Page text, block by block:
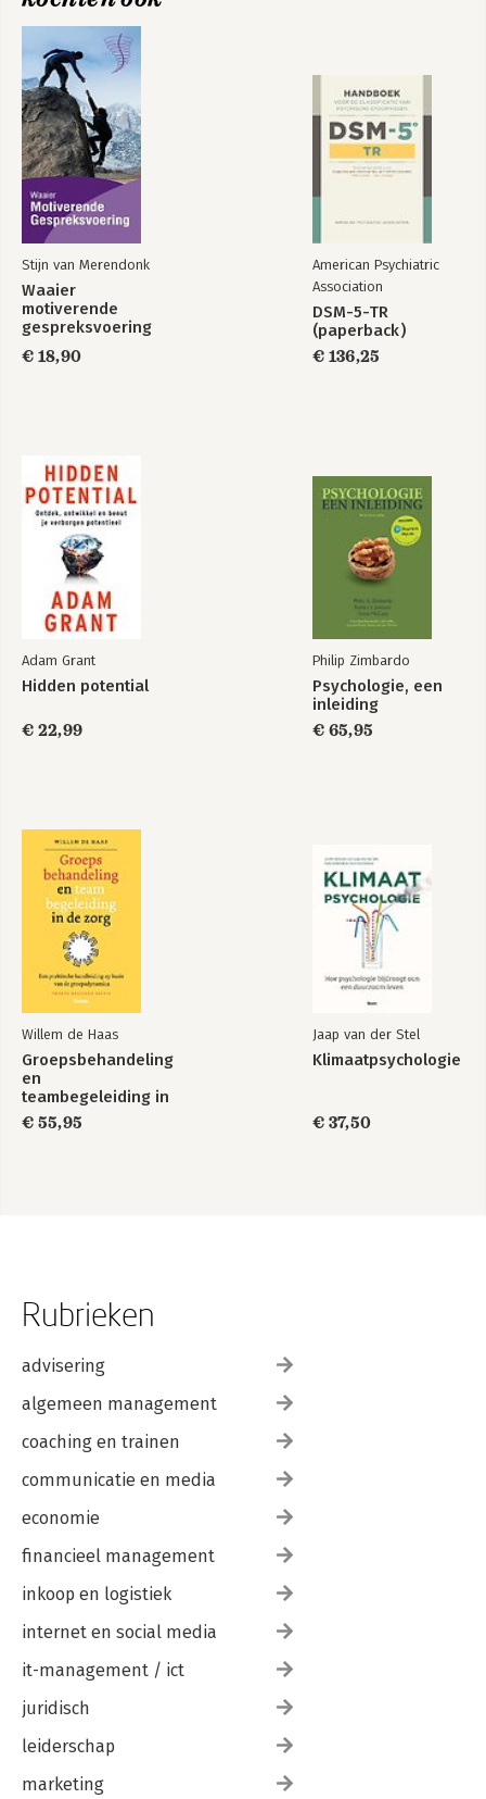
Stijn van Merendonk
Waaier
motiverende
gespreksvoering
€ 18,90
American Psychiatric
Association
DSM-5-TR
(paperback)
€ 136,25
Adam Grant
Hidden potential
€ 22,99
Philip Zimbardo
Psychologie, een
inleiding
€ 65,95
Willem de Haas
Groepsbehandeling
en
teambegeleiding in
de zorg
€ 55,95
Jaap van der Stel
Klimaatpsychologie
€ 37,50
Rubrieken
advisering
algemeen management
coaching en trainen
communicatie en media
economie
financieel management
inkoop en logistiek
internet en social media
it-management / ict
juridisch
leiderschap
marketing